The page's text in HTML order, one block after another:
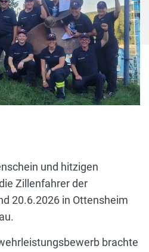
und hitzigen
Zillenfahrer der
20.6.2026 in Ottensheim
brachte